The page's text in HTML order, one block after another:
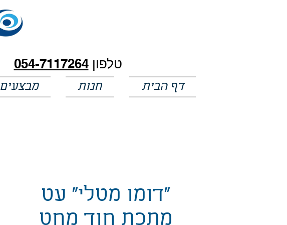
טלפון054-7117264
דף הבית חנות מבצעים
"דומו מטלי" עט
מתכת חוד מחט